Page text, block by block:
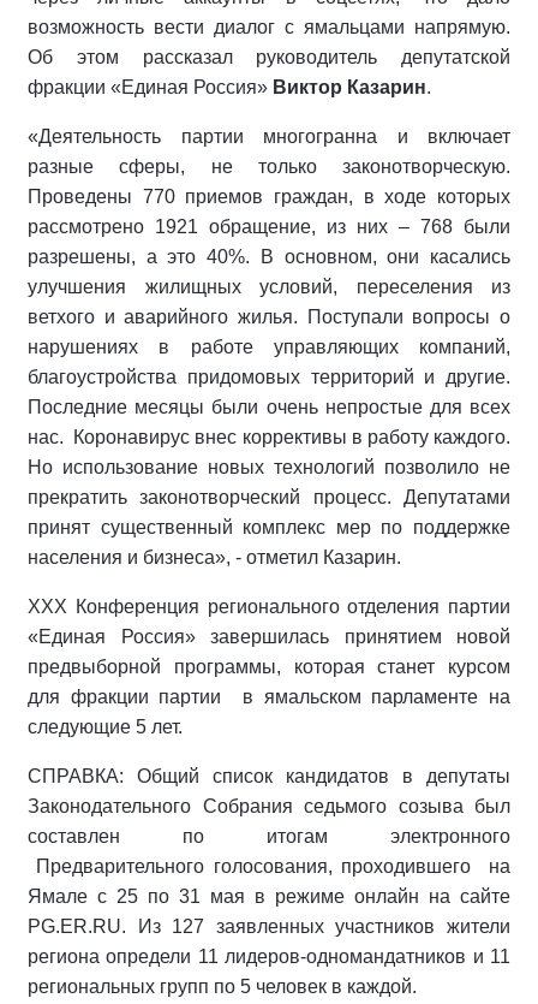
возможность вести диалог с ямальцами напрямую.
Об этом рассказал руководитель депутатской
фракции «Единая Россия» Виктор Казарин.
«Деятельность партии многогранна и включает
разные сферы, не только законотворческую.
Проведены 770 приемов граждан, в ходе которых
рассмотрено 1921 обращение, из них – 768 были
разрешены, а это 40%. В основном, они касались
улучшения жилищных условий, переселения из
ветхого и аварийного жилья. Поступали вопросы о
нарушениях в работе управляющих компаний,
благоустройства придомовых территорий и другие.
Последние месяцы были очень непростые для всех
нас. Коронавирус внес коррективы в работу каждого.
Но использование новых технологий позволило не
прекратить законотворческий процесс. Депутатами
принят существенный комплекс мер по поддержке
населения и бизнеса», - отметил Казарин.
XXX Конференция регионального отделения партии
«Единая Россия» завершилась принятием новой
предвыборной программы, которая станет курсом
для фракции партии в ямальском парламенте на
следующие 5 лет.
СПРАВКА: Общий список кандидатов в депутаты
Законодательного Собрания седьмого созыва был
составлен по итогам электронного
Предварительного голосования, проходившего на
Ямале с 25 по 31 мая в режиме онлайн на сайте
PG.ER.RU. Из 127 заявленных участников жители
региона определи 11 лидеров-одномандатников и 11
региональных групп по 5 человек в каждой.